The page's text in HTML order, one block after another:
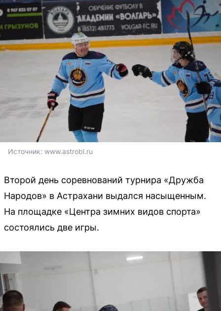
Источник: www.astrobl.ru
Второй день соревнований турнира «Дружба
Народов» в Астрахани выдался насыщенным.
На площадке «Центра зимних видов спорта»
состоялись две игры.